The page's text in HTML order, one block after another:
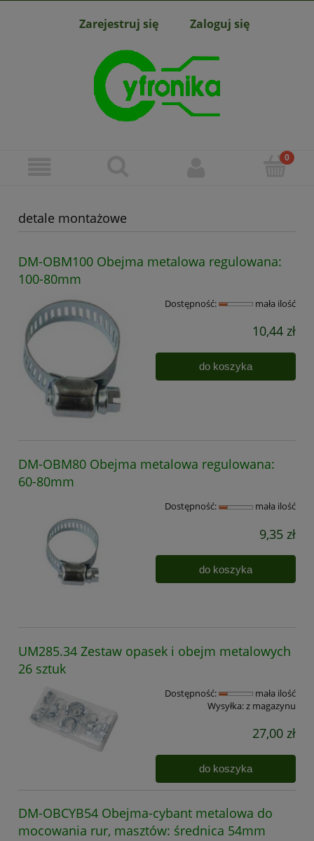
Zarejestruj się Zaloguj się
detale montażowe
DM-OBM100 Obejma metalowa regulowana:
100-80mm
Dostępność: mała ilość
10,44 zł
do koszyka
DM-OBM80 Obejma metalowa regulowana:
60-80mm
Dostępność: mała ilość
9,35 zł
do koszyka
UM285.34 Zestaw opasek i obejm metalowych
26 sztuk
Dostępność:
mała ilość
Wysyłka:z magazynu
27,00 zł
do koszyka
DM-OBCYB54 Obejma-cybant metalowa do
mocowania rur, masztów: średnica 54mm